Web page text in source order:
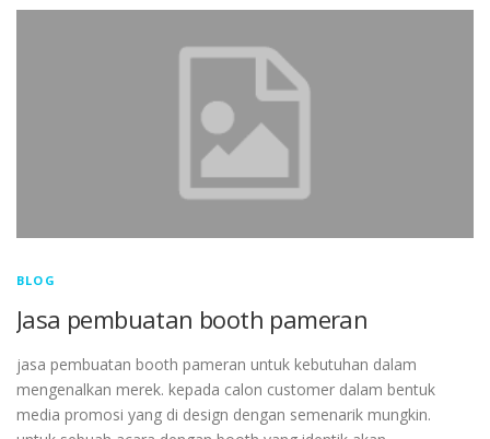
BLOG
Jasa pembuatan booth pameran
jasa pembuatan booth pameran untuk kebutuhan dalam
mengenalkan merek. kepada calon customer dalam bentuk
media promosi yang di design dengan semenarik mungkin.